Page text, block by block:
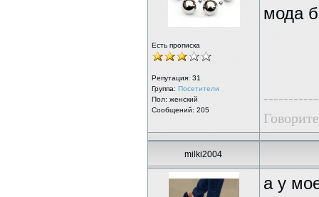
Есть прописка
Репутация: 31
Группа: Посетители
Пол: женский
Сообщений: 205
мода
milki2004
а у